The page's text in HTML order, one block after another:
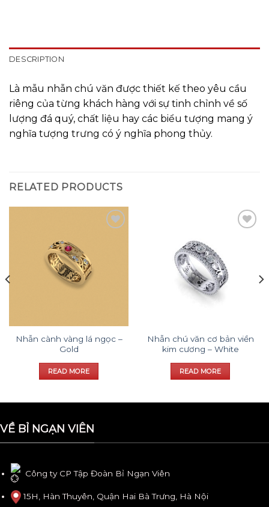
DESCRIPTION
Là mẫu nhẫn chú văn được thiết kế theo yêu cầu
riêng của từng khách hàng với sự tinh chỉnh về số
lượng đá quý, chất liệu hay các biểu tượng mang ý
nghĩa tượng trưng có ý nghĩa phong thủy.
RELATED PRODUCTS
Nhẫn cành vàng lá ngọc –
Gold
READ MORE
Nhẫn chú văn cơ bản viền
kim cương – White
READ MORE
VỀ BỈ NGẠN VIÊN
Công ty CP Tập Đoàn Bỉ Ngạn Viên
15H, Hàn Thuyên, Quận Hai Bà Trưng, Hà Nội